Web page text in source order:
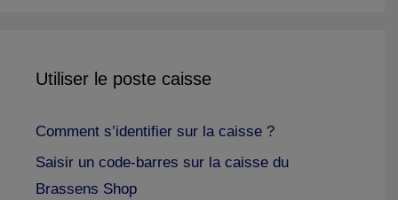
Utiliser le poste caisse
Comment s’identifier sur la caisse ?
Saisir un code-barres sur la caisse du
Brassens Shop